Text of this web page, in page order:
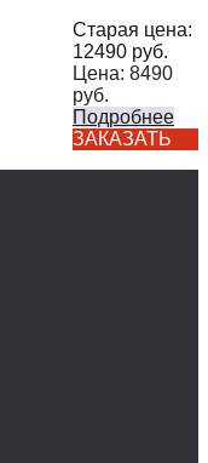
Старая цена:
12490 руб.
Цена: 8490
руб.
Подробнее
ЗАКАЗАТЬ